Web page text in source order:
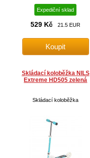
Expediční sklad
529 Kč 21.5 EUR
Skládací koloběžka NILS
Extreme HD505 zelená
Skládací koloběžka